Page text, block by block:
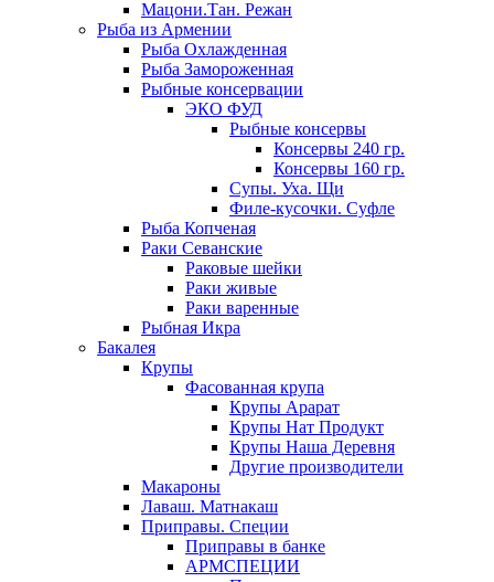
Мацони.Тан. Режан
Рыба из Армении
Рыба Охлажденная
Рыба Замороженная
Рыбные консервации
ЭКО ФУД
Рыбные консервы
Консервы 240 гр.
Консервы 160 гр.
Супы. Уха. Щи
Филе-кусочки. Суфле
Рыба Копченая
Раки Севанские
Раковые шейки
Раки живые
Раки варенные
Рыбная Икра
Бакалея
Крупы
Фасованная крупа
Крупы Арарат
Крупы Нат Продукт
Крупы Наша Деревня
Другие производители
Макароны
Лаваш. Матнакаш
Приправы. Специи
Приправы в банке
АРМСПЕЦИИ